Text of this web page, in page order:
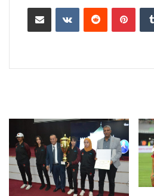
بينتيريست